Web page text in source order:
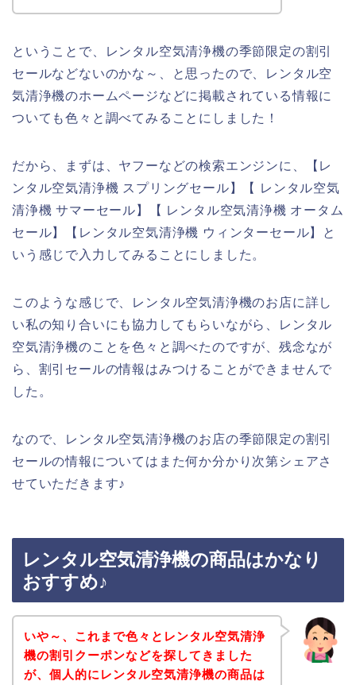
ということで、レンタル空気清浄機の季節限定の割引
セールなどないのかな～、と思ったので、レンタル空
気清浄機のホームページなどに掲載されている情報に
ついても色々と調べてみることにしました！
だから、まずは、ヤフーなどの検索エンジンに、【レ
ンタル空気清浄機 スプリングセール】【 レンタル空気
清浄機 サマーセール】【 レンタル空気清浄機 オータム
セール】【レンタル空気清浄機 ウィンターセール】と
いう感じで入力してみることにしました。
このような感じで、レンタル空気清浄機のお店に詳し
い私の知り合いにも協力してもらいながら、レンタル
空気清浄機のことを色々と調べたのですが、残念なが
ら、割引セールの情報はみつけることができませんで
した。
なので、レンタル空気清浄機のお店の季節限定の割引
セールの情報についてはまた何か分かり次第シェアさ
せていただきます♪
レンタル空気清浄機の商品はかなり
おすすめ♪
いや～、これまで色々とレンタル空気清浄
機の割引クーポンなどを探してきました
が、個人的にレンタル空気清浄機の商品は